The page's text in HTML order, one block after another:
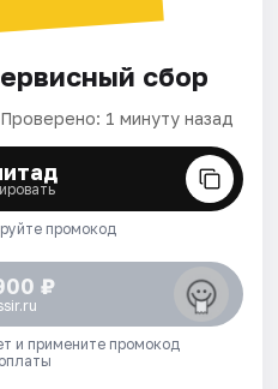
сбор
Проверено: 1 минуту назад
промокод
₽
и примените промокод